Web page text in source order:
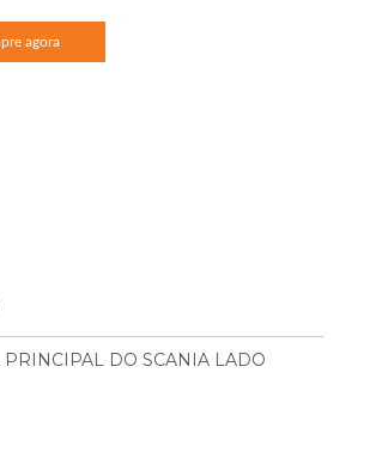
agora
DO SCANIA LADO